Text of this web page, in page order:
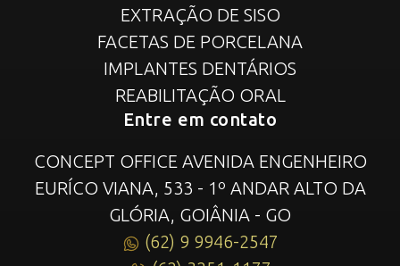
EXTRAÇÃO DE SISO
FACETAS DE PORCELANA
IMPLANTES DENTÁRIOS
REABILITAÇÃO ORAL
Entre em contato
CONCEPT OFFICE AVENIDA ENGENHEIRO
EURÍCO VIANA, 533 - 1º ANDAR ALTO DA
GLÓRIA, GOIÂNIA - GO
(62) 9 9946-2547